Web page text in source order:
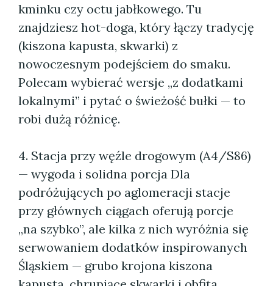
kminku czy octu jabłkowego. Tu
znajdziesz hot-doga, który łączy tradycję
(kiszona kapusta, skwarki) z
nowoczesnym podejściem do smaku.
Polecam wybierać wersje „z dodatkami
lokalnymi” i pytać o świeżość bułki — to
robi dużą różnicę.
4. Stacja przy węźle drogowym (A4/S86)
— wygoda i solidna porcja Dla
podróżujących po aglomeracji stacje
przy głównych ciągach oferują porcje
„na szybko”, ale kilka z nich wyróżnia się
serwowaniem dodatków inspirowanych
Śląskiem — grubo krojona kiszona